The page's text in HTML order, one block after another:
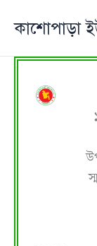
কাশোপাড়া